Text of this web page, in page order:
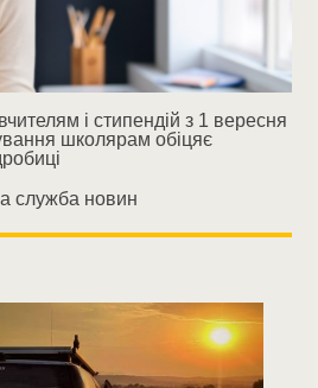
і стипендій з 1 вересня
школярам обіцяє
служба новин